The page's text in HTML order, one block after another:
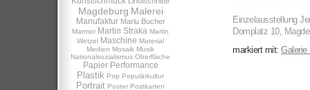
Magdeburg Malerei
Manufaktur Marlu Bucher
Marmor Martin Straka Martin
Wetzel Maschine Material
Medien Mosaik Musik
Nationalsozialismus Oberfläche
Papier Performance
Plastik Pop Populärkultur
Portrait Poster Postkarten
Einzelausstellung
Domplatz 10,
markiert mit: Galerie